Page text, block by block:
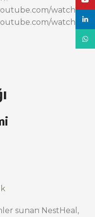
watch?
watch?
sunan NestHeal,